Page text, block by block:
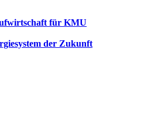
für KMU
der Zukunft